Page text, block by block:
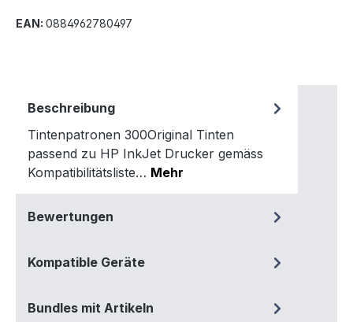
EAN: 0884962780497
Beschreibung
Tintenpatronen 300Original Tinten
passend zu HP InkJet Drucker gemäss
Kompatibilitätsliste… Mehr
Bewertungen
Kompatible Geräte
Bundles mit Artikeln